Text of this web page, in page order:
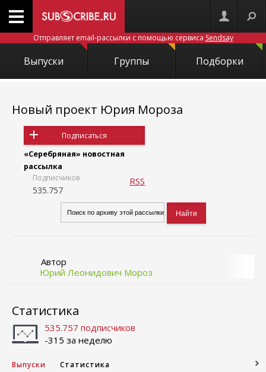
Отправляет email-рассылки с помощью сервиса Sendsay
Выпуски Группы Подборки
Новый проект Юрия Мороза
Подписаться
«Серебряная» новостная
рассылка
Подписчиков
535.757
RSS
Автор
Юрий Леонидович Мороз
Статистика
535.757 подписчиков
-315 за неделю
Выпуски Статистика